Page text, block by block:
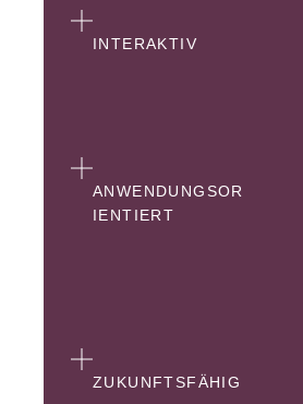
INTERAKTIV
ANWENDUNGSOR
IENTIERT
ZUKUNFTSFÄHIG